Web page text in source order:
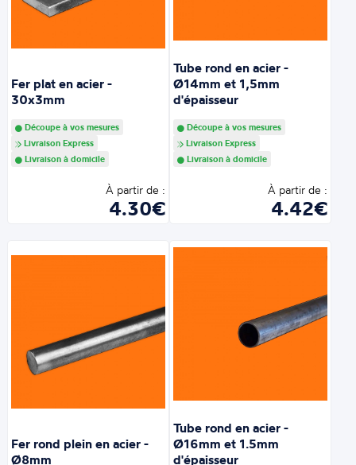
Fer plat en acier -
30x3mm
Découpe à vos mesures
Livraison Express
Livraison à domicile
À partir de :
4.30€
Tube rond en acier -
Ø14mm et 1,5mm
d'épaisseur
Découpe à vos mesures
Livraison Express
Livraison à domicile
À partir de :
4.42€
Fer rond plein en acier -
Ø8mm
Tube rond en acier -
Ø16mm et 1.5mm
d'épaisseur